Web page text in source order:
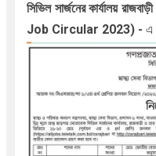
সিভিল সার্জনেরকার্যালয় রাজবাড়ী
Job Circular 2023) - এ